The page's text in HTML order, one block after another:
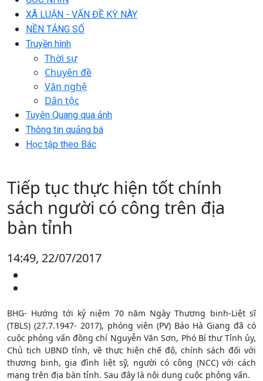
XÃ LUẬN - VẤN ĐỀ KỲ NÀY
NỀN TẢNG SỐ
Truyền hình
Thời sự
Chuyên đề
Văn nghệ
Dân tộc
Tuyên Quang qua ảnh
Thông tin quảng bá
Học tập theo Bác
Tiếp tục thực hiện tốt chính
sách người có công trên địa
bàn tỉnh
14:49, 22/07/2017
BHG- Hướng tới kỷ niệm 70 năm Ngày Thương binh-Liệt sĩ
(TBLS) (27.7.1947- 2017), phóng viên (PV) Báo Hà Giang đã có
cuộc phỏng vấn đồng chí Nguyễn Văn Sơn, Phó Bí thư Tỉnh ủy,
Chủ tịch UBND tỉnh, về thực hiện chế độ, chính sách đối với
thương binh, gia đình liệt sỹ, người có công (NCC) với cách
mạng trên địa bàn tỉnh. Sau đây là nội dung cuộc phỏng vấn.